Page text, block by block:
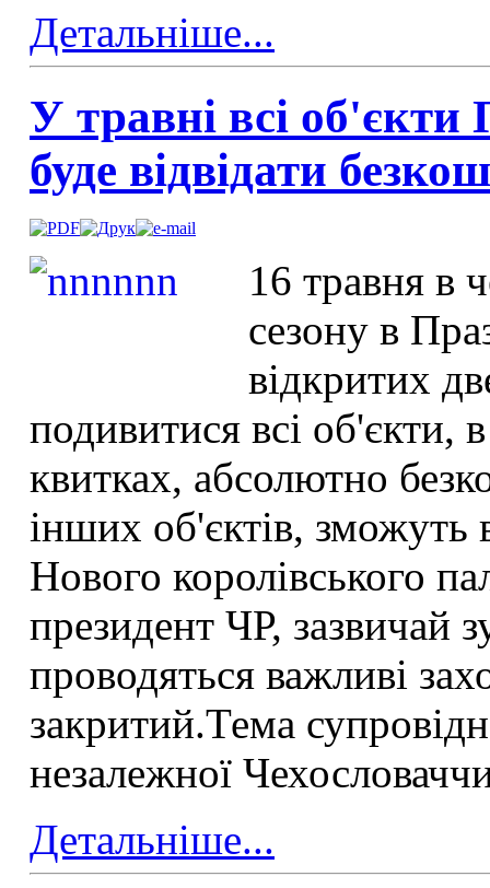
Детальніше...
У травні всі
буде відвідати
16 травня в
сезону в
відкритих
подивитися всі об'єкти,
квитках, абсолютно
інших об'єктів, зможуть
Нового королівського
президент ЧР, зазвичай
проводяться важливі
закритий.Тема
незалежної
Детальніше...